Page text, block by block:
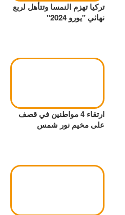
تركيا تهزم النمسا وتتأهل لربع
نهائي "يورو 2024"
ارتقاء 4 مواطنين في قصف
على مخيم نور شمس